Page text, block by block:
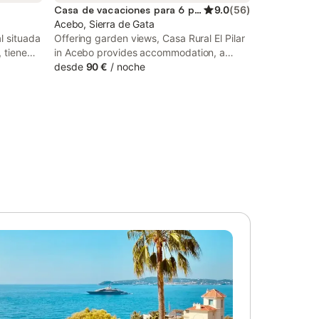
situada
tiene
salón
no se
Casa de vacaciones para 6 personas 9.0(56)
Acebo, Sierra de Gata
Offering garden views, Casa Rural El Pilar
in Acebo provides accommodation, a
garden and barbecue facilities. With pool
desde 90 € / noche